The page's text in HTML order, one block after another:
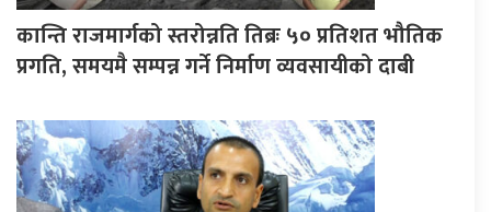
कान्ति राजमार्गको स्तरोन्नति तिब्रः ५० प्रतिशत भौतिक
प्रगति, समयमै सम्पन्न गर्ने निर्माण व्यवसायीको दाबी